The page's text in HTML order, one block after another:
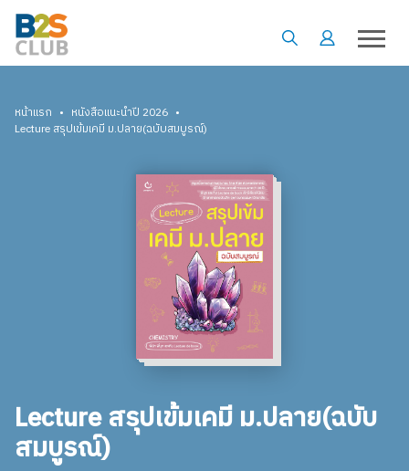
หน้าแรก • หนังสือแนะนำปี 2026 •
Lecture สรุปเข้มเคมี ม.ปลาย(ฉบับสมบูรณ์)
Lecture สรุปเข้มเคมี ม.ปลาย(ฉบับ
สมบูรณ์)